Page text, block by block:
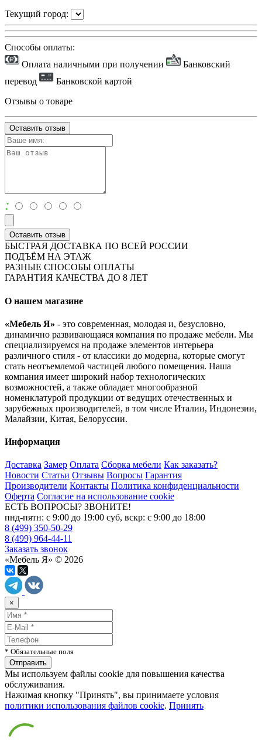
Текущий город:
Способы оплаты:
Оплата наличными при получении
Банковский
перевод
Банковской картой
Отзывы о товаре
Оставить отзыв
:
Оставить отзыв
БЫСТРАЯ ДОСТАВКА ПО ВСЕЙ РОССИИ
ПОДЪЁМ НА ЭТАЖ
РАЗНЫЕ СПОСОБЫ ОПЛАТЫ
ГАРАНТИЯ КАЧЕСТВА ДО 8 ЛЕТ
О нашем магазине
«Мебель Я» - это современная, молодая и, безусловно,
динамично развивающаяся компания по продаже мебели. Мы
специализируемся на продаже элементов интерьера
различного стиля - от классики до модерна, которые смогут
стать неотъемлемой частицей любого помещения. Наша
компания имеет широкий набор технологических
возможностей, а также обладает многообразной
номенклатурой продукции от ведущих отечественных и
зарубежных производителей, в том числе Италии, Индонезии,
Малайзии, Китая, Белоруссии.
Информация
Доставка Замер Оплата Сборка мебели Как заказать?
Новости Статьи Отзывы Вопросы Гарантия
Производители Контакты Политика конфиденциальности
Оферта Согласие на использование cookie
ЕСТЬ ВОПРОСЫ? ЗВОНИТЕ!
пнд-пятн: с 9:00 до 19:00 суб, вскр: с 9:00 до 18:00
8 (499) 350-50-29
8 (499) 964-44-11
Заказать звонок
«Мебель Я» © 2026
×
* Обязательные поля
Мы используем файлы cookie для повышения качества
обслуживания.
Нажимая кнопку "Принять", вы принимаете условия
политики использования файлов cookie. Принять